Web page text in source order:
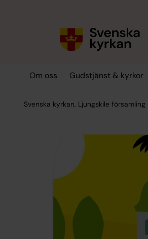
Om oss Gudstjänst & kyrkor
Svenska kyrkan, Ljungskile församling